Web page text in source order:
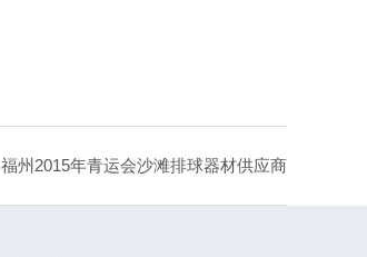
福州2015年青运会沙滩排球器材供应商